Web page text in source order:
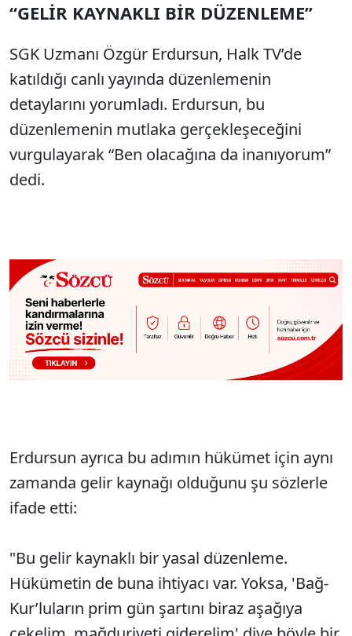
“GELİR KAYNAKLI BİR DÜZENLEME”
SGK Uzmanı Özgür Erdursun, Halk TV’de
katıldığı canlı yayında düzenlemenin
detaylarını yorumladı. Erdursun, bu
düzenlemenin mutlaka gerçekleşeceğini
vurgulayarak “Ben olacağına da inanıyorum”
dedi.
Erdursun ayrıca bu adımın hükümet için aynı
zamanda gelir kaynağı olduğunu şu sözlerle
ifade etti:
"Bu gelir kaynaklı bir yasal düzenleme.
Hükümetin de buna ihtiyacı var. Yoksa, 'Bağ-
Kur’luların prim gün şartını biraz aşağıya